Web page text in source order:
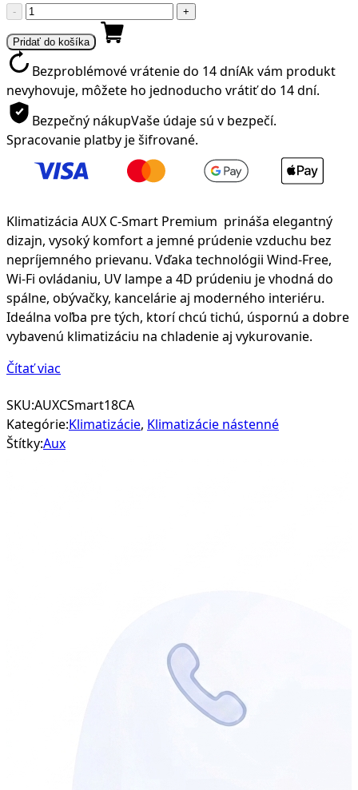
-
množstvo
Bezprievanová
Klimatizácia
AUX
C-
Smart
Premium
5kW/
18CA
+
Pridať do košíka
Bezproblémové vrátenie do 14 dníAk vám produkt
nevyhovuje, môžete ho jednoducho vrátiť do 14 dní.
Bezpečný nákupVaše údaje sú v bezpečí.
Spracovanie platby je šifrované.
Klimatizácia AUX C-Smart Premium prináša elegantný
dizajn, vysoký komfort a jemné prúdenie vzduchu bez
nepríjemného prievanu. Vďaka technológii Wind-Free,
Wi-Fi ovládaniu, UV lampe a 4D prúdeniu je vhodná do
spálne, obývačky, kancelárie aj moderného interiéru.
Ideálna voľba pre tých, ktorí chcú tichú, úspornú a dobre
vybavenú klimatizáciu na chladenie aj vykurovanie.
Čítať viac
SKU:AUXCSmart18CA
Kategórie:Klimatizácie, Klimatizácie nástenné
Štítky:Aux